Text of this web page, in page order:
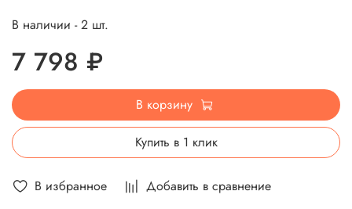
В избранное Добавить в сравнение
В наличии - 2 шт.
7 798 ₽
В корзину
Купить в 1 клик